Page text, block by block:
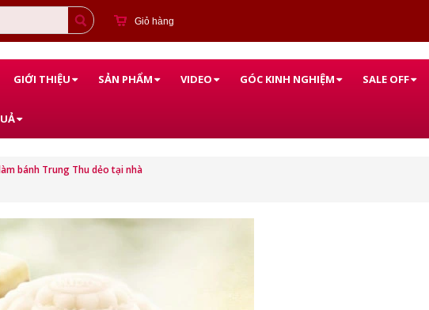
Giỏ hàng
GIỚI THIỆU SẢN PHẨM VIDEO GÓC KINH NGHIỆM SALE OFF
bánh Trung Thu dẻo tại nhà